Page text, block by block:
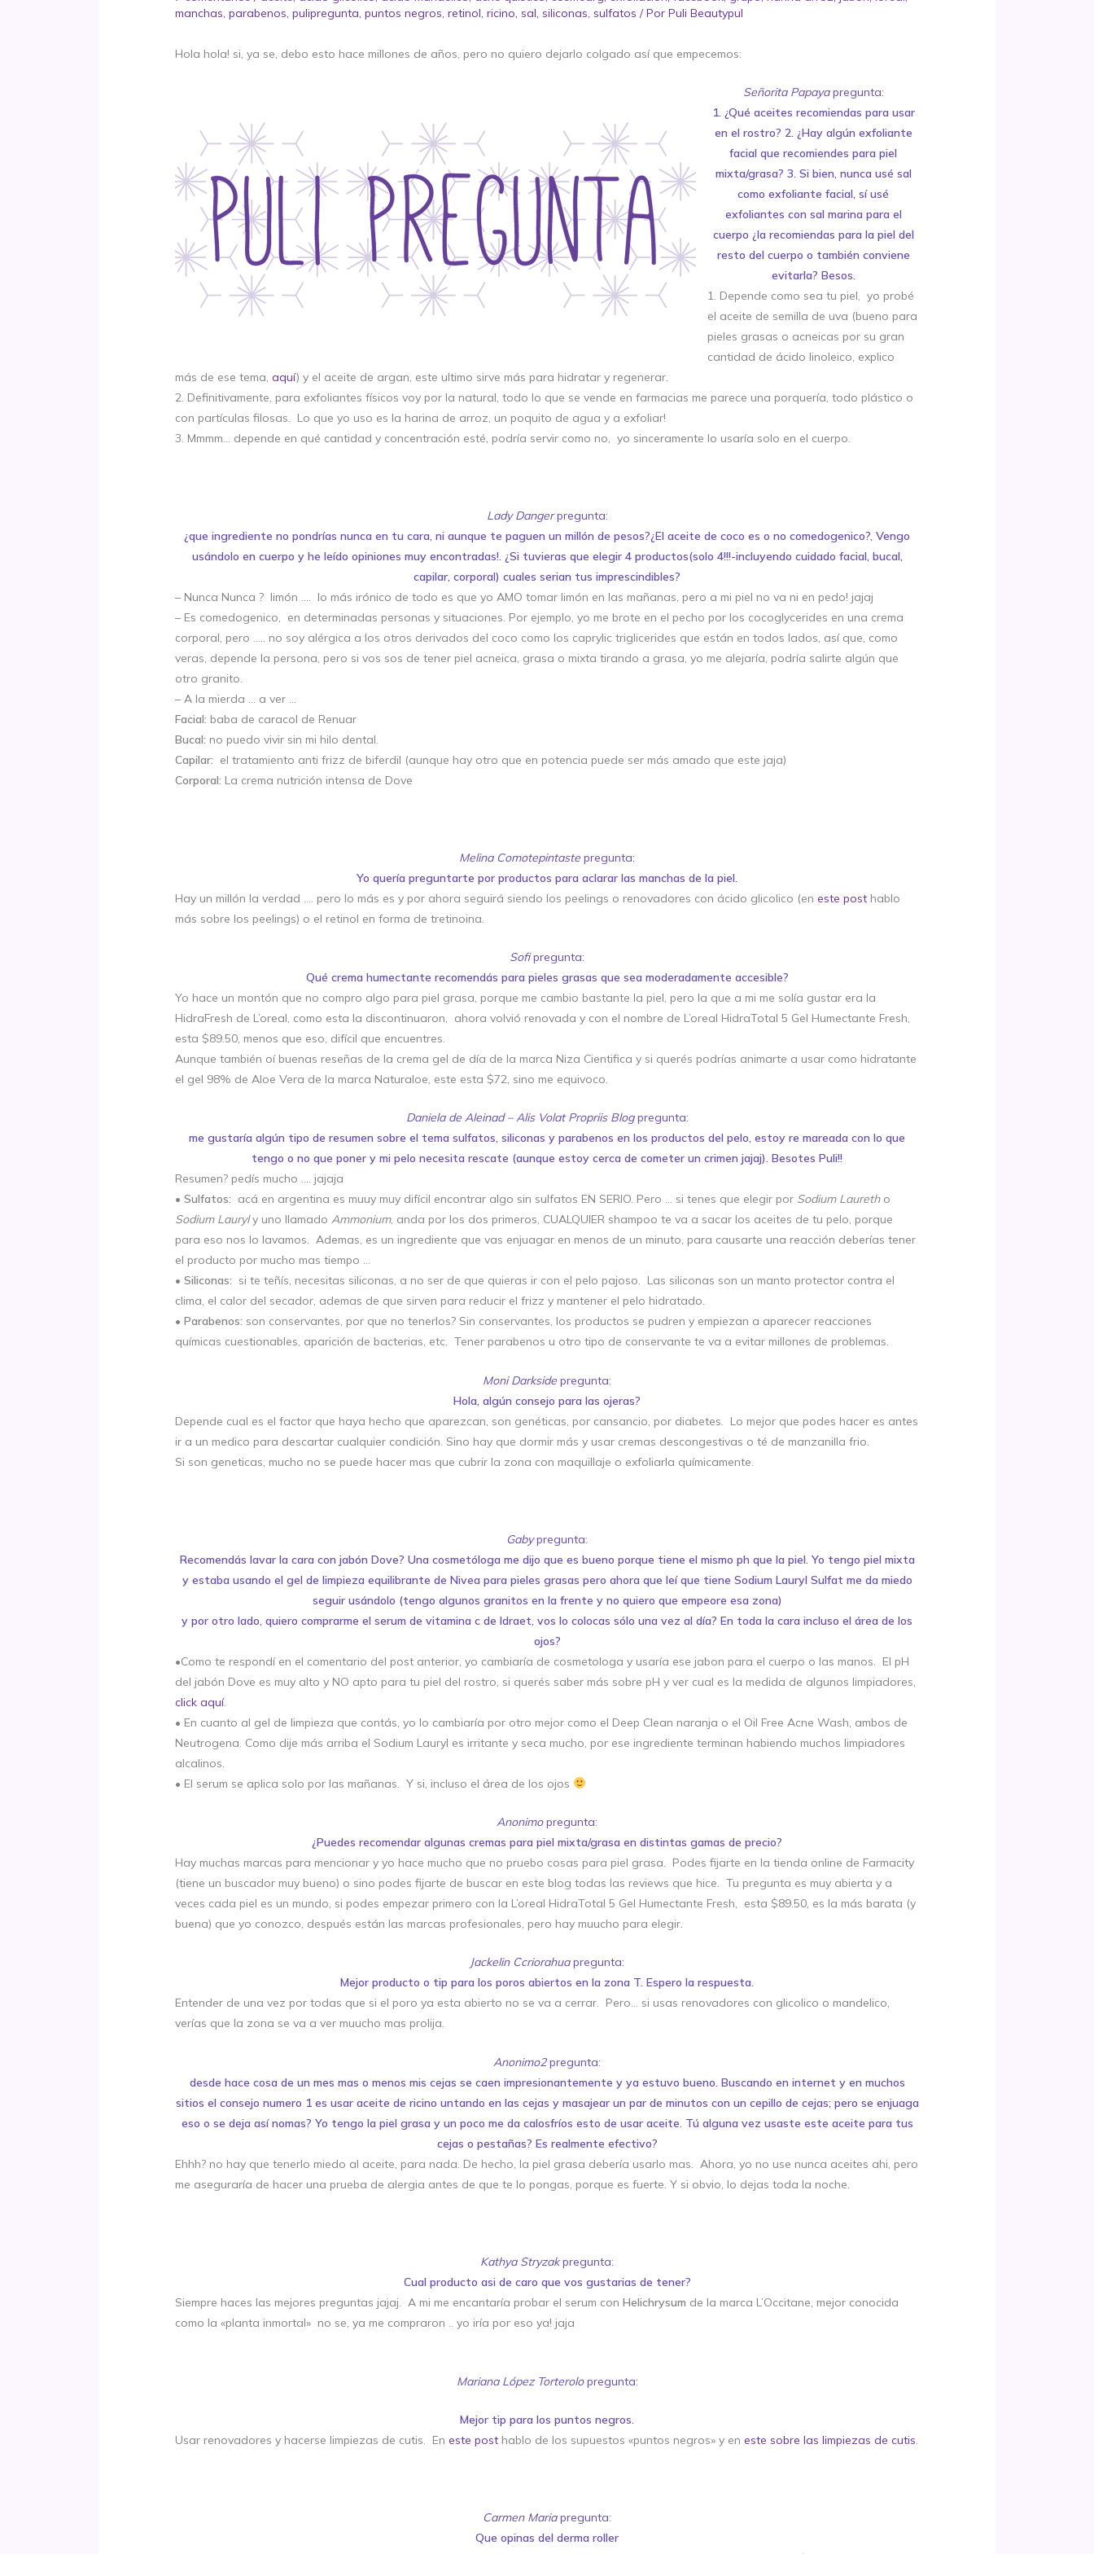
manchas,parabenos,pulipregunta,puntos negros,retinol,ricino, sal, siliconas, sulfatos / PorPuli Beautypul
Hola hola! si, ya se, debo esto hace millones de años, pero no quiero dejarlo colgado así que empecemos:
Señorita Papayapregunta:
1. ¿Qué aceites recomiendas para usar
en el rostro? 2. ¿Hay algún exfoliante
facial que recomiendes para piel
mixta/grasa? 3. Si bien, nunca usé sal
como exfoliante facial, sí usé
exfoliantes con sal marina para el
cuerpo ¿la recomiendas para la piel del
resto del cuerpo o también conviene
evitarla? Besos.
1. Depende como sea tu piel, yo probé
el aceite de semilla de uva (bueno para
pieles grasas o acneicas por su gran
cantidad de ácido linoleico, explico
más de ese tema,aquí) y el aceite de argan, este ultimo sirve más para hidratar y regenerar.
2. Definitivamente, para exfoliantes físicos voy por la natural, todo lo que se vende en farmacias me parece una porquería, todo plástico o
con partículas filosas. Lo que yo uso es la harina de arroz, un poquito de agua y a exfoliar!
3. Mmmm… depende en qué cantidad y concentración esté, podría servir como no, yo sinceramente lo usaría solo en el cuerpo.
Lady Dangerpregunta:
¿que ingrediente no pondrías nunca en tu cara, ni aunque te paguen un millón de pesos?¿El aceite de coco es o no comedogenico?, Vengo
usándolo en cuerpo y he leído opiniones muy encontradas!. ¿Si tuvieras que elegir 4 productos(solo 4!!!-incluyendo cuidado facial, bucal,
capilar, corporal) cuales serian tus imprescindibles?
– Nunca Nunca ? limón …. lo más irónico de todo es que yo AMO tomar limón en las mañanas, pero a mi piel no va ni en pedo! jajaj
– Es comedogenico, en determinadas personas y situaciones. Por ejemplo, yo me brote en el pecho por los cocoglycerides en una crema
corporal, pero ….. no soy alérgica a los otros derivados del coco como los caprylic triglicerides que están en todos lados, así que, como
veras, depende la persona, pero si vos sos de tener piel acneica, grasa o mixta tirando a grasa, yo me alejaría, podría salirte algún que
otro granito.
– A la mierda … a ver …
Facial: baba de caracol de Renuar
Bucal: no puedo vivir sin mi hilo dental.
Capilar: el tratamiento anti frizz de biferdil (aunque hay otro que en potencia puede ser más amado que este jaja)
Corporal: La crema nutrición intensa de Dove
Melina Comotepintaste pregunta:
Yo quería preguntarte por productos para aclarar las manchas de la piel.
Hay un millón la verdad …. pero lo más es y por ahora seguirá siendo los peelings o renovadores con ácido glicolico (eneste post hablo
más sobre los peelings) o el retinol en forma de tretinoina.
Sofipregunta:
Qué crema humectante recomendás para pieles grasas que sea moderadamente accesible?
Yo hace un montón que no compro algo para piel grasa, porque me cambio bastante la piel, pero la que a mi me solía gustar era la
HidraFresh de L’oreal, como esta la discontinuaron, ahora volvió renovada y con el nombre de L’oreal HidraTotal 5 Gel Humectante Fresh,
esta $89.50, menos que eso, difícil que encuentres.
Aunque también oí buenas reseñas de la crema gel de día de la marca Niza Cientifica y si querés podrías animarte a usar como hidratante
el gel 98% de Aloe Vera de la marca Naturaloe, este esta $72, sino me equivoco.
Daniela de Aleinad – Alis Volat Propriis Blogpregunta:
me gustaría algún tipo de resumen sobre el tema sulfatos, siliconas y parabenos en los productos del pelo, estoy re mareada con lo que
tengo o no que poner y mi pelo necesita rescate (aunque estoy cerca de cometer un crimen jajaj). Besotes Puli!!
Resumen? pedís mucho …. jajaja
• Sulfatos: acá en argentina es muuy muy difícil encontrar algo sin sulfatos EN SERIO. Pero … si tenes que elegir por Sodium Lauretho
Sodium Lauryly uno llamadoAmmonium, anda por los dos primeros, CUALQUIER shampoo te va a sacar los aceites de tu pelo, porque
para eso nos lo lavamos. Ademas, es un ingrediente que vas enjuagar en menos de un minuto, para causarte una reacción deberías tener
el producto por mucho mas tiempo …
• Siliconas: si te teñís, necesitas siliconas, a no ser de que quieras ir con el pelo pajoso. Las siliconas son un manto protector contra el
clima, el calor del secador, ademas de que sirven para reducir el frizz y mantener el pelo hidratado.
• Parabenos: son conservantes, por que no tenerlos? Sin conservantes, los productos se pudren y empiezan a aparecer reacciones
químicas cuestionables, aparición de bacterias, etc. Tener parabenos u otro tipo de conservante te va a evitar millones de problemas.
Moni Darkside pregunta:
Hola, algún consejo para las ojeras?
Depende cual es el factor que haya hecho que aparezcan, son genéticas, por cansancio, por diabetes. Lo mejor que podes hacer es antes
ir a un medico para descartar cualquier condición. Sino hay que dormir más y usar cremas descongestivas o té de manzanilla frio.
Si son geneticas, mucho no se puede hacer mas que cubrir la zona con maquillaje o exfoliarla químicamente.
Gabypregunta:
Recomendás lavar la cara con jabón Dove? Una cosmetóloga me dijo que es bueno porque tiene el mismo ph que la piel. Yo tengo piel mixta
y estaba usando el gel de limpieza equilibrante de Nivea para pieles grasas pero ahora que leí que tiene Sodium Lauryl Sulfat me da miedo
seguir usándolo (tengo algunos granitos en la frente y no quiero que empeore esa zona)
y por otro lado, quiero comprarme el serum de vitamina c de Idraet, vos lo colocas sólo una vez al día? En toda la cara incluso el área de los
ojos?
•Como te respondí en el comentario del post anterior, yo cambiaría de cosmetologa y usaría ese jabon para el cuerpo o las manos. El pH
del jabón Dove es muy alto y NO apto para tu piel del rostro, si querés saber más sobre pH y ver cual es la medida de algunos limpiadores,
click aquí.
• En cuanto al gel de limpieza que contás, yo lo cambiaría por otro mejor como el Deep Clean naranja o el Oil Free Acne Wash, ambos de
Neutrogena. Como dije más arriba el Sodium Lauryl es irritante y seca mucho, por ese ingrediente terminan habiendo muchos limpiadores
alcalinos.
• El serum se aplica solo por las mañanas. Y si, incluso el área de los ojos
Anonimopregunta:
¿Puedes recomendar algunas cremas para piel mixta/grasa en distintas gamas de precio?
Hay muchas marcas para mencionar y yo hace mucho que no pruebo cosas para piel grasa. Podes fijarte en la tienda online de Farmacity
(tiene un buscador muy bueno) o sino podes fijarte de buscar en este blog todas las reviews que hice. Tu pregunta es muy abierta y a
veces cada piel es un mundo, si podes empezar primero con la L’oreal HidraTotal 5 Gel Humectante Fresh, esta $89.50, es la más barata (y
buena) que yo conozco, después están las marcas profesionales, pero hay muucho para elegir.
Jackelin Ccriorahuapregunta:
Mejor producto o tip para los poros abiertos en la zona T. Espero la respuesta.
Entender de una vez por todas que si el poro ya esta abierto no se va a cerrar. Pero… si usas renovadores con glicolico o mandelico,
verías que la zona se va a ver muucho mas prolija.
Anonimo2pregunta:
desde hace cosa de un mes mas o menos mis cejas se caen impresionantemente y ya estuvo bueno. Buscando en internet y en muchos
sitios el consejo numero 1 es usar aceite de ricino untando en las cejas y masajear un par de minutos con un cepillo de cejas; pero se enjuaga
eso o se deja así nomas? Yo tengo la piel grasa y un poco me da calosfríos esto de usar aceite. Tú alguna vez usaste este aceite para tus
cejas o pestañas? Es realmente efectivo?
Ehhh? no hay que tenerlo miedo al aceite, para nada. De hecho, la piel grasa debería usarlo mas. Ahora, yo no use nunca aceites ahi, pero
me aseguraría de hacer una prueba de alergia antes de que te lo pongas, porque es fuerte. Y si obvio, lo dejas toda la noche.
Kathya Stryzak pregunta:
Cual producto asi de caro que vos gustarias de tener?
Siempre haces las mejores preguntas jajaj. A mi me encantaría probar el serum conHelichrysum de la marca L’Occitane, mejor conocida
como la «planta inmortal» no se, ya me compraron .. yo iría por eso ya! jaja
Mariana López Torterolo pregunta:
Mejor tip para los puntos negros.
Usar renovadores y hacerse limpiezas de cutis. Eneste post hablo de los supuestos «puntos negros» y eneste sobre las limpiezas de cutis.
Carmen Maria pregunta:
Que opinas del derma roller